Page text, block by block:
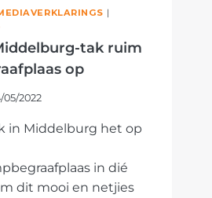
|
tak ruim
op
05/2022
in Middelburg het op
in dié
dit mooi en netjies